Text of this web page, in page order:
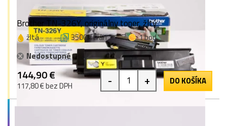
Brother TN-326Y, originálny toner, žltý
žltá 3500 strán
1 bod
Nedostupné
144,90 €
117,80 € bez DPH - + DO KOŠÍKA